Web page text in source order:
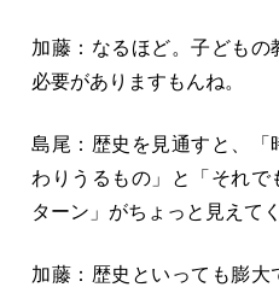
加藤：なるほど。子どもの
必要がありますもんね。
島尾：歴史を見通すと、
わりうるもの」と「それ
ターン」がちょっと見えて
加藤：歴史といっても膨